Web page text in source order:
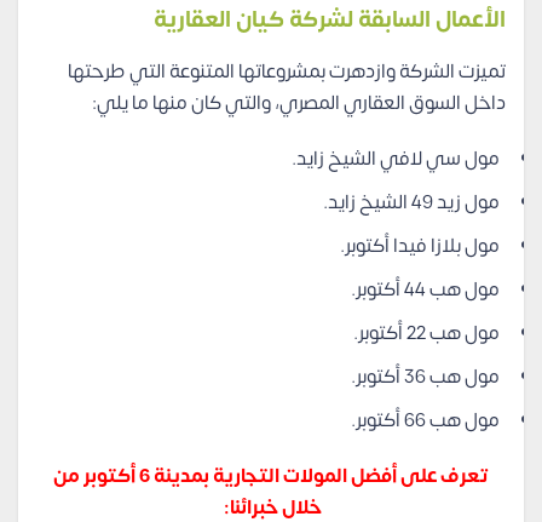
الأعمال السابقة لشركة كيان العقارية
تميزت الشركة وازدهرت بمشروعاتها المتنوعة التي طرحتها
داخل السوق العقاري المصري، والتي كان منها ما يلي:
مول سي لافي الشيخ زايد.
مول زيد 49 الشيخ زايد.
مول بلازا فيدا أكتوبر.
مول هب 44 أكتوبر.
مول هب 22 أكتوبر.
مول هب 36 أكتوبر.
مول هب 66 أكتوبر.
تعرف على أفضل المولات التجارية بمدينة 6 أكتوبر من
خلال خبرائنا: